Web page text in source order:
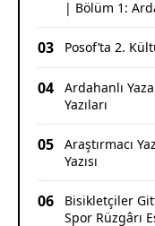
| Bölüm 1:
03 Posof’ta 2.
04
Ardahanlı
Yazıları
05
Araştırmacı
Yazısı
06
Bisikletçiler
Spor Rüzgârı